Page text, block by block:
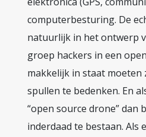
computerbesturing. De
natuurlijk in het ontwerp
groep hackers in een
makkelijk in staat moeten
spullen te bedenken. En
“open source drone” dan
inderdaad te bestaan. Als